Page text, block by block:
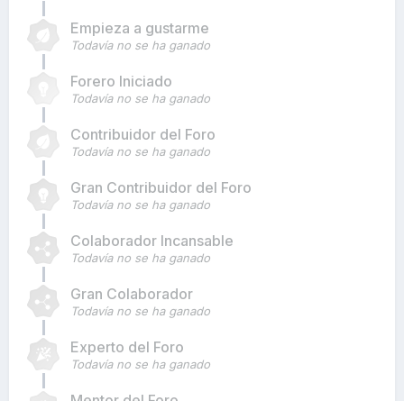
Empieza a gustarme
Todavía no se ha ganado
Forero Iniciado
Todavía no se ha ganado
Contribuidor del Foro
Todavía no se ha ganado
Gran Contribuidor del Foro
Todavía no se ha ganado
Colaborador Incansable
Todavía no se ha ganado
Gran Colaborador
Todavía no se ha ganado
Experto del Foro
Todavía no se ha ganado